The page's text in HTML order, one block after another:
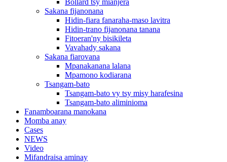
Bollard tsy mianjera
Sakana fijanonana
Hidin-fiara fanaraha-maso lavitra
Hidin-trano fijanonana tanana
Fitoeran'ny bisikileta
Vavahady sakana
Sakana fiarovana
Mpanakanana lalana
Mpamono kodiarana
Tsangam-bato
Tsangam-bato vy tsy misy harafesina
Tsangam-bato aliminioma
Fanamboarana manokana
Momba anay
Cases
NEWS
Video
Mifandraisa aminay